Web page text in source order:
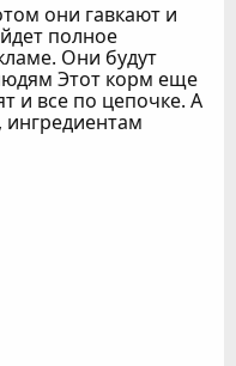
они гавкают и
полное
Они будут
Этот корм еще
и все по цепочке. А
ингредиентам